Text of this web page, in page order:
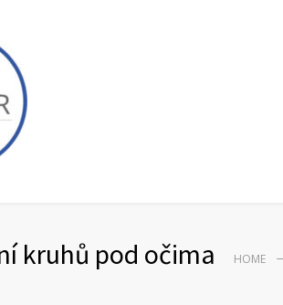
kruhů pod očima HOME